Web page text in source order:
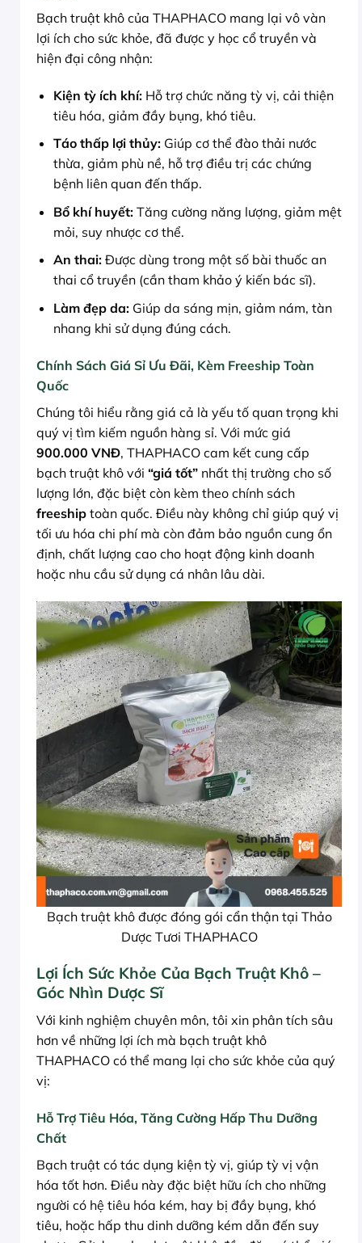
Bạch truật khô của THAPHACO mang lại vô vàn
lợi ích cho sức khỏe, đã được y học cổ truyền và
hiện đại công nhận:
Kiện tỳ ích khí:Hỗ trợ chức năng tỳ vị, cải thiện
tiêu hóa, giảm đầy bụng, khó tiêu.
Táo thấp lợi thủy:Giúp cơ thể đào thải nước
thừa, giảm phù nề, hỗ trợ điều trị các chứng
bệnh liên quan đến thấp.
Bổ khí huyết:Tăng cường năng lượng, giảm mệt
mỏi, suy nhược cơ thể.
An thai:Được dùng trong một số bài thuốc an
thai cổ truyền (cần tham khảo ý kiến bác sĩ).
Làm đẹp da:Giúp da sáng mịn, giảm nám, tàn
nhang khi sử dụng đúng cách.
Chính Sách Giá Sỉ Ưu Đãi, Kèm Freeship Toàn
Quốc
Chúng tôi hiểu rằng giá cả là yếu tố quan trọng khi
quý vị tìm kiếm nguồn hàng sỉ. Với mức giá
900.000 VNĐ, THAPHACO cam kết cung cấp
bạch truật khô với “giá tốt” nhất thị trường cho số
lượng lớn, đặc biệt còn kèm theo chính sách
freeship toàn quốc. Điều này không chỉ giúp quý vị
tối ưu hóa chi phí mà còn đảm bảo nguồn cung ổn
định, chất lượng cao cho hoạt động kinh doanh
hoặc nhu cầu sử dụng cá nhân lâu dài.
Bạch truật khô được đóng gói cẩn thận tại Thảo
Dược Tươi THAPHACO
Lợi Ích Sức Khỏe Của Bạch Truật Khô –
Góc Nhìn Dược Sĩ
Với kinh nghiệm chuyên môn, tôi xin phân tích sâu
hơn về những lợi ích mà bạch truật khô
THAPHACO có thể mang lại cho sức khỏe của quý
vị:
Hỗ Trợ Tiêu Hóa, Tăng Cường Hấp Thu Dưỡng
Chất
Bạch truật có tác dụng kiện tỳ vị, giúp tỳ vị vận
hóa tốt hơn. Điều này đặc biệt hữu ích cho những
người có hệ tiêu hóa kém, hay bị đầy bụng, khó
tiêu, hoặc hấp thu dinh dưỡng kém dẫn đến suy